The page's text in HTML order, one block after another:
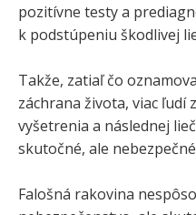
pozitívne testy a
k podstúpeniu škodlivej
Takže, zatiaľ čo
záchrana života, viac
vyšetrenia a následnej
skutočné, ale
Falošná rakovina